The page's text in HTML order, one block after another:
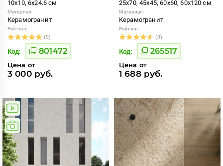
10x10, 6x24.6 см
Материал:
Керамогранит
Рейтинг:
(9)
Код: 801472
Цена от
3 000 руб.
25x70, 45x45, 60x60, 60x120 см
Материал:
Керамогранит
Рейтинг:
(9)
Код: 265517
Цена от
1 688 руб.